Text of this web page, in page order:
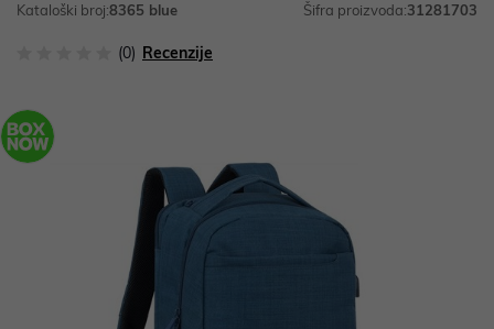
Kataloški broj:8365 blue Šifra proizvoda:31281703
(0) Recenzije